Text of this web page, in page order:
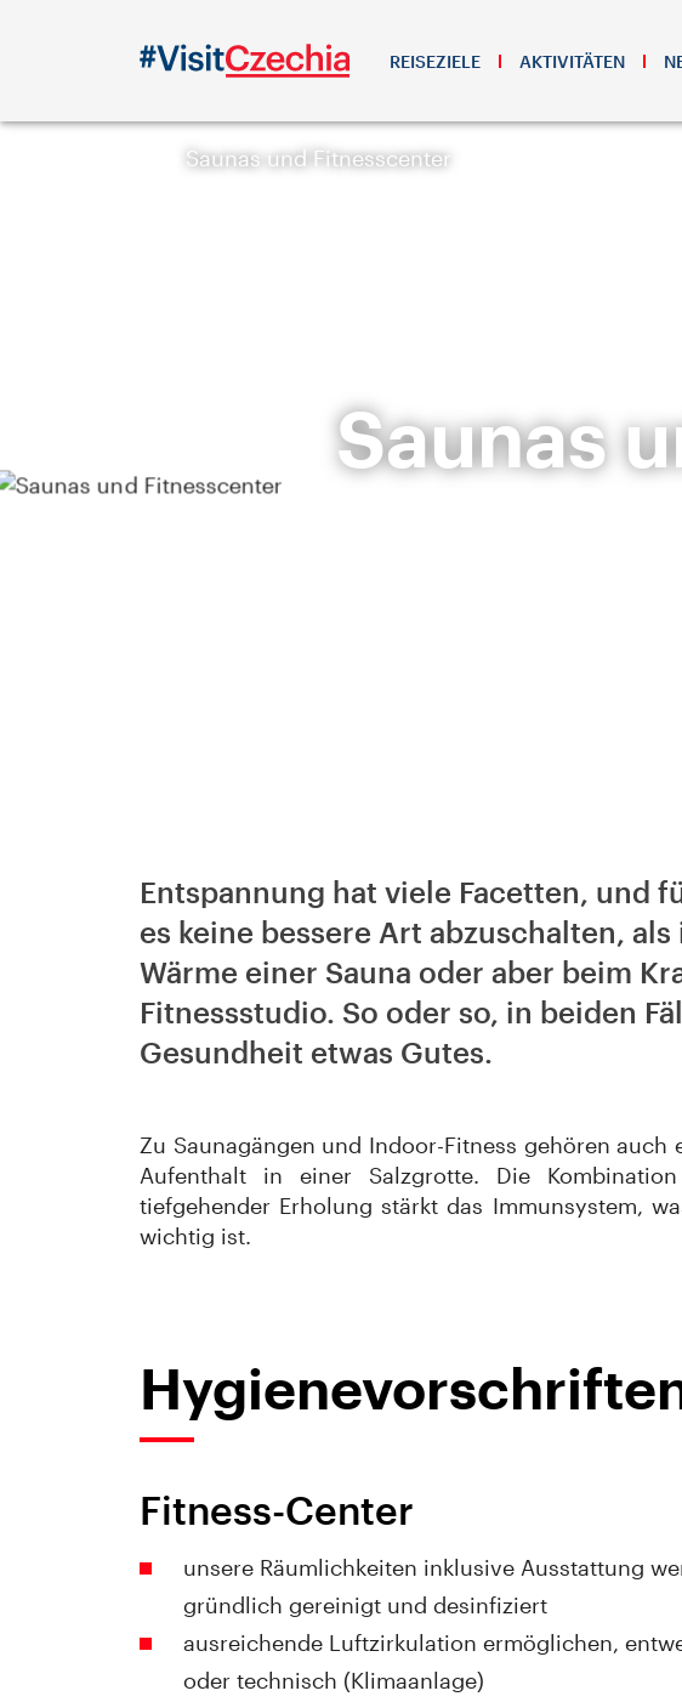
REISEZIELE AKTIVITÄTEN
Saunas und Fitnesscenter
Saunas
Entspannung hat viele Facetten, und
es keine bessere Art abzuschalten,
Wärme einer Sauna oder aber beim
Fitnessstudio. So oder so, in beiden
Gesundheit etwas Gutes.
Zu Saunagängen und Indoor-Fitness gehören auch
Aufenthalt in einer Salzgrotte. Die
tiefgehender Erholung stärkt das Immunsystem,
wichtig ist.
Fitness-Center
unsere Räumlichkeiten inklusive Ausstattung
gründlich gereinigt und desinfiziert
ausreichende Luftzirkulation ermöglichen,
oder technisch (Klimaanlage)